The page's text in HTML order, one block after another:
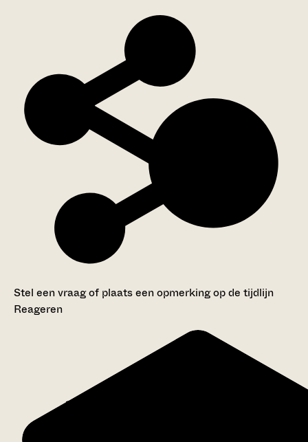
Stel een vraag of plaats een opmerking op de tijdlijn
Reageren